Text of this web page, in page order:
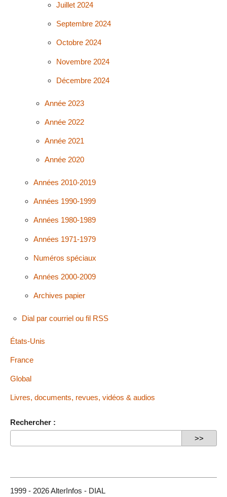
Juillet 2024
Septembre 2024
Octobre 2024
Novembre 2024
Décembre 2024
Année 2023
Année 2022
Année 2021
Année 2020
Années 2010-2019
Années 1990-1999
Années 1980-1989
Années 1971-1979
Numéros spéciaux
Années 2000-2009
Archives papier
Dial par courriel ou fil RSS
États-Unis
France
Global
Livres, documents, revues, vidéos & audios
Rechercher :
1999 - 2026 AlterInfos - DIAL